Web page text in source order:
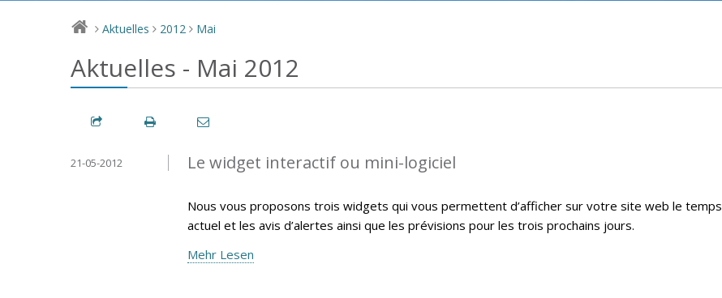
> Aktuelles > 2012 > Mai
Aktuelles - Mai 2012
Le widget interactif ou mini-logiciel
21-05-2012
Nous vous proposons trois widgets qui vous permettent d’afficher sur votre site web le temps
actuel et les avis d’alertes ainsi que les prévisions pour les trois prochains jours.
Mehr Lesen